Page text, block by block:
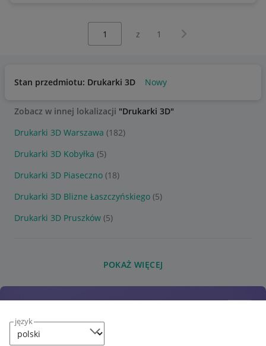
język
z 1 Następna strona
Stan przedmiotu: Drukarki 3D Nowy
Zobacz w innej lokalizacji "Drukarki 3D"
Drukarki 3D Warszawa (182)
Drukarki 3D Kobyłka (5)
Drukarki 3D Piaseczno (18)
Drukarki 3D Blizne Łaszczyńskiego (5)
Drukarki 3D Pruszków (5)
POKAŻ WIĘCEJ